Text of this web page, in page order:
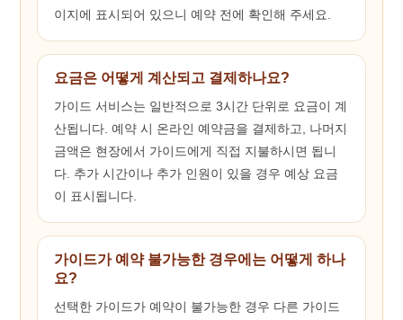
이지에 표시되어 있으니 예약 전에 확인해 주세요.
요금은 어떻게 계산되고 결제하나요?
가이드 서비스는 일반적으로 3시간 단위로 요금이 계
산됩니다. 예약 시 온라인 예약금을 결제하고, 나머지
금액은 현장에서 가이드에게 직접 지불하시면 됩니
다. 추가 시간이나 추가 인원이 있을 경우 예상 요금
이 표시됩니다.
가이드가 예약 불가능한 경우에는 어떻게 하나
요?
선택한 가이드가 예약이 불가능한 경우 다른 가이드